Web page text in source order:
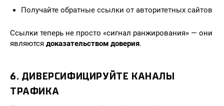
Получайте обратные ссылки от авторитетных сайтов
Ссылки теперь не просто «сигнал ранжирования» — они
являются доказательством доверия.
6. ДИВЕРСИФИЦИРУЙТЕ КАНАЛЫ
ТРАФИКА